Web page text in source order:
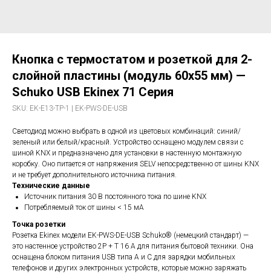
Кнопка с термостатом и розеткой для 2-
слойной пластины (модуль 60x55 мм) —
Schuko USB Ekinex 71 Серия
SKU: EK-E13-TP-1 | EK-PWS-DE-USB
Светодиод можно выбрать в одной из цветовых комбинаций: синий/
зеленый или белый/красный. Устройство оснащено модулем связи с
шиной KNX и предназначено для установки в настенную монтажную
коробку. Оно питается от напряжения SELV непосредственно от шины KNX
и не требует дополнительного источника питания.
Технические данные
Источник питания 30 В постоянного тока по шине KNX
Потребляемый ток от шины < 15 мА
Точка розетки
Розетка Ekinex модели EK-PWS-DE-USB Schuko® (немецкий стандарт) —
это настенное устройство 2P + T 16 А для питания бытовой техники. Она
оснащена блоком питания USB типа A и C для зарядки мобильных
телефонов и других электронных устройств, которые можно заряжать